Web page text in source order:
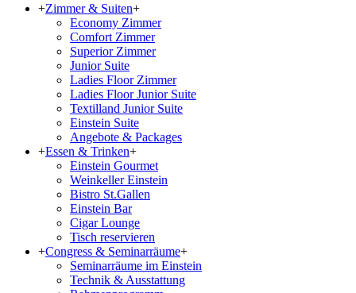
+Zimmer & Suiten+
Economy Zimmer
Comfort Zimmer
Superior Zimmer
Junior Suite
Ladies Floor Zimmer
Ladies Floor Junior Suite
Textilland Junior Suite
Einstein Suite
Angebote & Packages
+Essen & Trinken+
Einstein Gourmet
Weinkeller Einstein
Bistro St.Gallen
Einstein Bar
Cigar Lounge
Tisch reservieren
+Congress & Seminarräume+
Seminarräume im Einstein
Technik & Ausstattung